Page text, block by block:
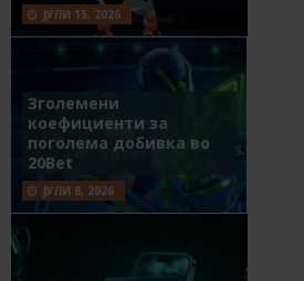
ЈУЛИ 15, 2026
Зголемени
коефициенти за
поголема добивка во
20Bet
ЈУЛИ 8, 2026